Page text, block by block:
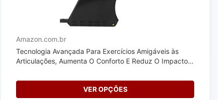
Amazon.com.br
Tecnologia Avançada Para Exercícios Amigáveis ​​às
Articulações, Aumenta O Conforto E Reduz O Impacto
VER OPÇÕES